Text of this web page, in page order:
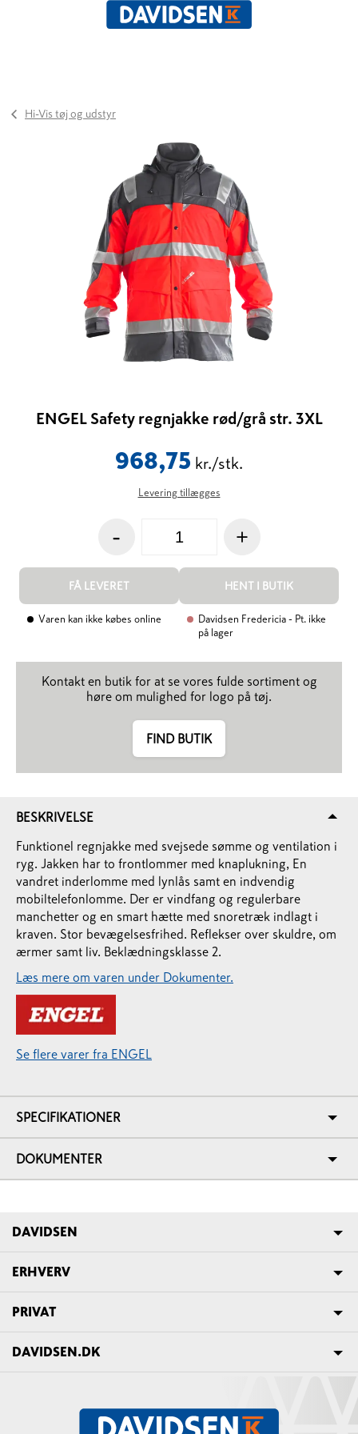
Hi-Vis tøj og udstyr
ENGEL Safety regnjakke rød/grå str. 3XL
968,75 kr./stk.
Levering tillægges
- +
FÅ LEVERET HENT I BUTIK
Varen kan ikke købes online Davidsen Fredericia - Pt. ikke
på lager
Kontakt en butik for at se vores fulde sortiment og
høre om mulighed for logo på tøj.
FIND BUTIK
BESKRIVELSE
Funktionel regnjakke med svejsede sømme og ventilation i
ryg. Jakken har to frontlommer med knaplukning, En
vandret inderlomme med lynlås samt en indvendig
mobiltelefonlomme. Der er vindfang og regulerbare
manchetter og en smart hætte med snoretræk indlagt i
kraven. Stor bevægelsesfrihed. Reflekser over skuldre, om
ærmer samt liv. Beklædningsklasse 2.
Læs mere om varen under Dokumenter.
Se flere varer fra ENGEL
SPECIFIKATIONER
DOKUMENTER
DAVIDSEN
ERHVERV
PRIVAT
DAVIDSEN.DK